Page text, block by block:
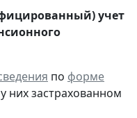
учет
по форме
застрахованном